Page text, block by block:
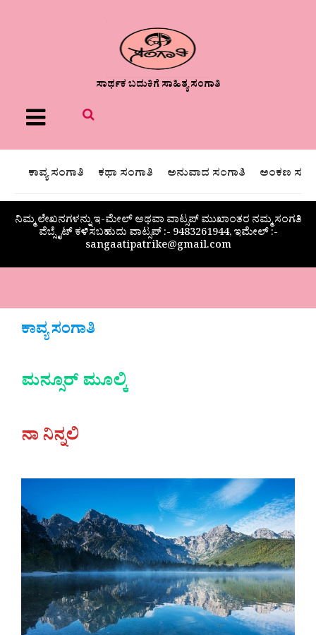
ಸಾರ್ಥಕ ಬದುಕಿಗೆ ಸಾಹಿತ್ಯ ಸಂಗಾತಿ
Menu
ಕಾವ್ಯ ಸಂಗಾತಿ ಕಥಾ ಸಂಗಾತಿ ಅನುವಾದ ಸಂಗಾತಿ ಅಂಕಣ
ನಿಮ್ಮ ಲೇಖನಗಳನ್ನು ಇ-ಮೇಲ್ ಅಥವಾ ವಾಟ್ಸಪ್ ಮುಖಾಂತರ ನಮ್ಮ ಸಂಗತಿ
ವೆಬ್ಸೈಟ್ ಕಳಿಸಬಹುದು ವಾಟ್ಸಪ್‌ :- 9483261944, ಇಮೇಲ್ :-
sangaatipatrike@gmail.com
ಕಾವ್ಯ ಸಂಗಾತಿ
ಮನ್ಸೂರ್ ಮೂಲ್ಕಿ
ನಾ ನಿನ್ನಲಿ